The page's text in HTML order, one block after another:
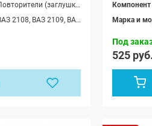
Повторители (заглушки) поворотов в крылья
ВАЗ 2108, ВАЗ 2109, ВАЗ 21099
Компонент
Марка и
Под
525 руб.